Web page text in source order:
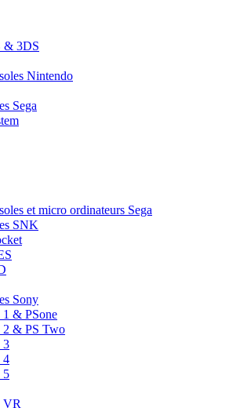
3DS
Nintendo
Sega
et micro ordinateurs Sega
SNK
Sony
& PSone
& PS Two
3
4
5
VR